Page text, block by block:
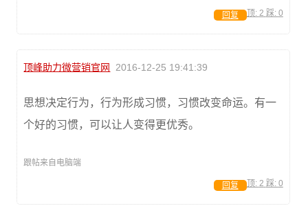
顶: 2 踩: 0
回复
顶峰助力微营销官网 2016-12-25 19:41:39
思想决定行为，行为形成习惯，习惯改变命运。有一
个好的习惯，可以让人变得更优秀。
跟帖来自电脑端
顶: 2 踩: 0
回复